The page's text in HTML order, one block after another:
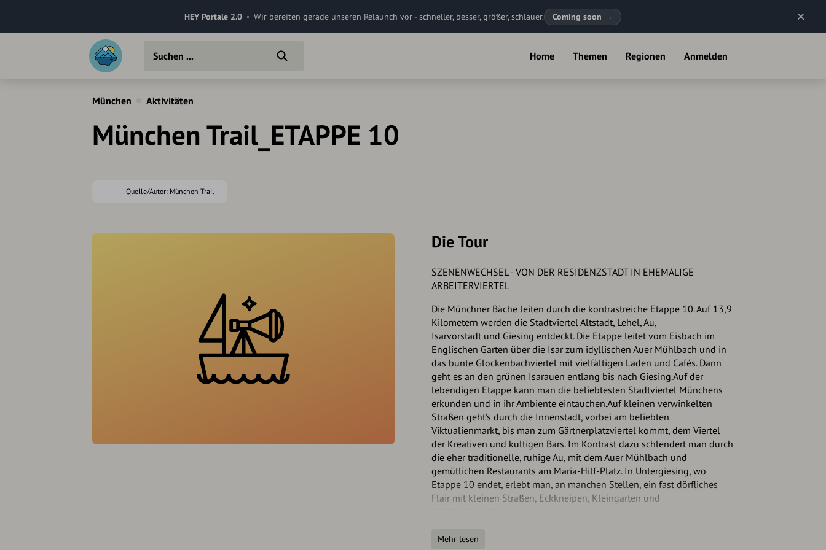
HEY Portale 2.0 Wir bereiten gerade unseren Relaunch vor - schneller, besser, größer, schlauer. Coming soon →
Home Themen Regionen Anmelden
München Aktivitäten
München Trail_ETAPPE 10
Quelle/Autor: München Trail
Die Tour
SZENENWECHSEL - VON DER RESIDENZSTADT IN EHEMALIGE
ARBEITERVIERTEL
Die Münchner Bäche leiten durch die kontrastreiche Etappe 10. Auf 13,9
Kilometern werden die Stadtviertel Altstadt, Lehel, Au,
Isarvorstadt und Giesing entdeckt. Die Etappe leitet vom Eisbach im
Englischen Garten über die Isar zum idyllischen Auer Mühlbach und in
das bunte Glockenbachviertel mit vielfältigen Läden und Cafés. Dann
geht es an den grünen Isarauen entlang bis nach Giesing.Auf der
lebendigen Etappe kann man die beliebtesten Stadtviertel Münchens
erkunden und in ihr Ambiente eintauchen.Auf kleinen verwinkelten
Straßen geht’s durch die Innenstadt, vorbei am beliebten
Viktualienmarkt, bis man zum Gärtnerplatzviertel kommt, dem Viertel
der Kreativen und kultigen Bars. Im Kontrast dazu schlendert man durch
die eher traditionelle, ruhige Au, mit dem Auer Mühlbach und
gemütlichen Restaurants am Maria-Hilf-Platz. In Untergiesing, wo
Etappe 10 endet, erlebt man, an manchen Stellen, ein fast dörfliches
Flair mit kleinen Straßen, Eckkneipen, Kleingärten und
Von der Eisbachwelle geht es durch den Hofgarten in die Altstadt.
Mehr lesen